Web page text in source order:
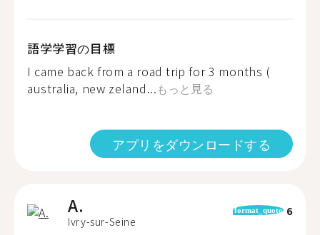
語学学習の目標
I came back from a road trip for 3 months (
australia, new zeland...もっと見る
アプリをダウンロードする
A.
Ivry-sur-Seine
format_quote 6